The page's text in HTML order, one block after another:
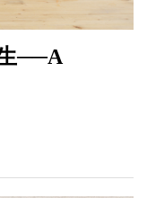
──A